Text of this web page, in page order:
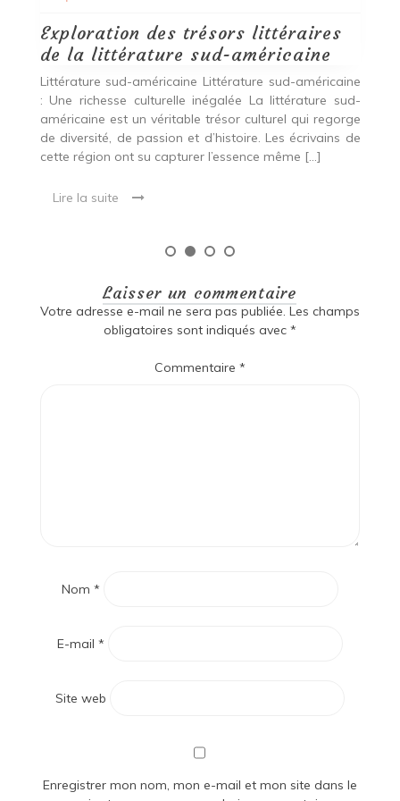
Lire la suite
Laisser un commentaire
Votre adresse e-mail ne sera pas publiée. Les champs
obligatoires sont indiqués avec *
Commentaire *
Nom *
E-mail *
Site web
Enregistrer mon nom, mon e-mail et mon site dans le